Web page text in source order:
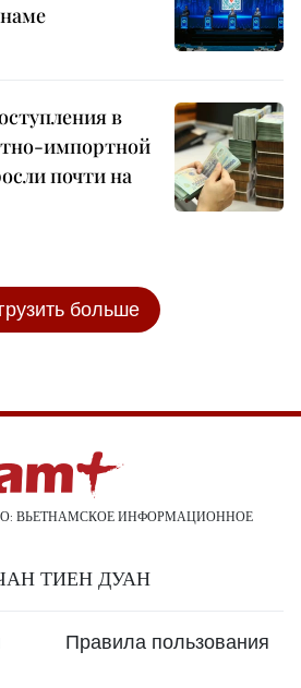
в
импортной
почти на
больше
ВЬЕТНАМСКОЕ ИНФОРМАЦИОННОЕ
ЧАН ТИЕН ДУАН
Правила пользования